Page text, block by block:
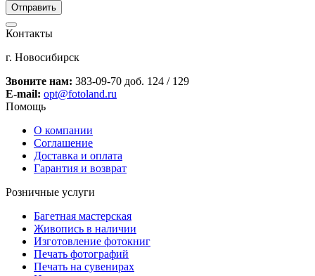
Контакты
г. Новосибирск
Звоните нам: 383-09-70 доб. 124 / 129
E-mail: opt@fotoland.ru
Помощь
О компании
Соглашение
Доставка и оплата
Гарантия и возврат
Розничные услуги
Багетная мастерская
Живопись в наличии
Изготовление фотокниг
Печать фотографий
Печать на сувенирах